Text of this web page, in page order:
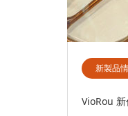
新製品
VioRou 新